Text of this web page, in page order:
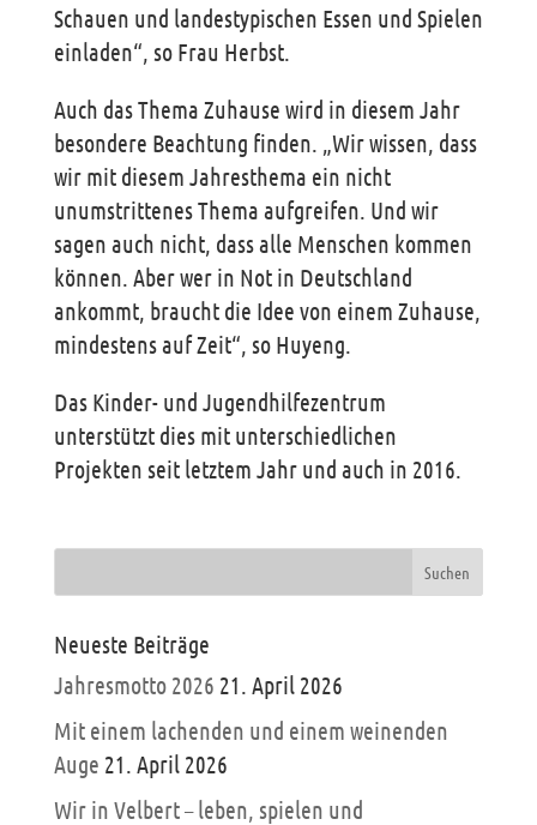
Schauen und landestypischen Essen und Spielen
einladen“, so Frau Herbst.
Auch das Thema Zuhause wird in diesem Jahr
besondere Beachtung finden. „Wir wissen, dass
wir mit diesem Jahresthema ein nicht
unumstrittenes Thema aufgreifen. Und wir
sagen auch nicht, dass alle Menschen kommen
können. Aber wer in Not in Deutschland
ankommt, braucht die Idee von einem Zuhause,
mindestens auf Zeit“, so Huyeng.
Das Kinder- und Jugendhilfezentrum
unterstützt dies mit unterschiedlichen
Projekten seit letztem Jahr und auch in 2016.
Neueste Beiträge
Jahresmotto 2026 21. April 2026
Mit einem lachenden und einem weinenden
Auge 21. April 2026
Wir in Velbert – leben, spielen und